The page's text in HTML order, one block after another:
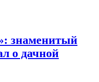
знаменитый
о дачной